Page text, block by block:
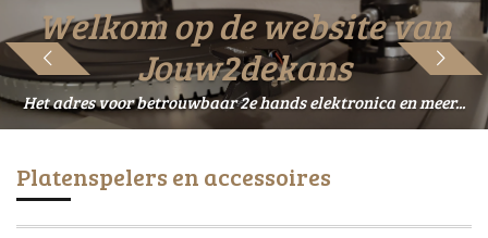
Welkom op de website van
Jouw2dekans
Het adres voor betrouwbaar 2e hands elektronica en meer...
Platenspelers en accessoires